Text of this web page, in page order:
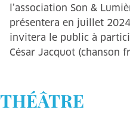
l’association Son &
présentera en juillet
invitera le public à
César Jacquot (chanson
THÉÂTRE